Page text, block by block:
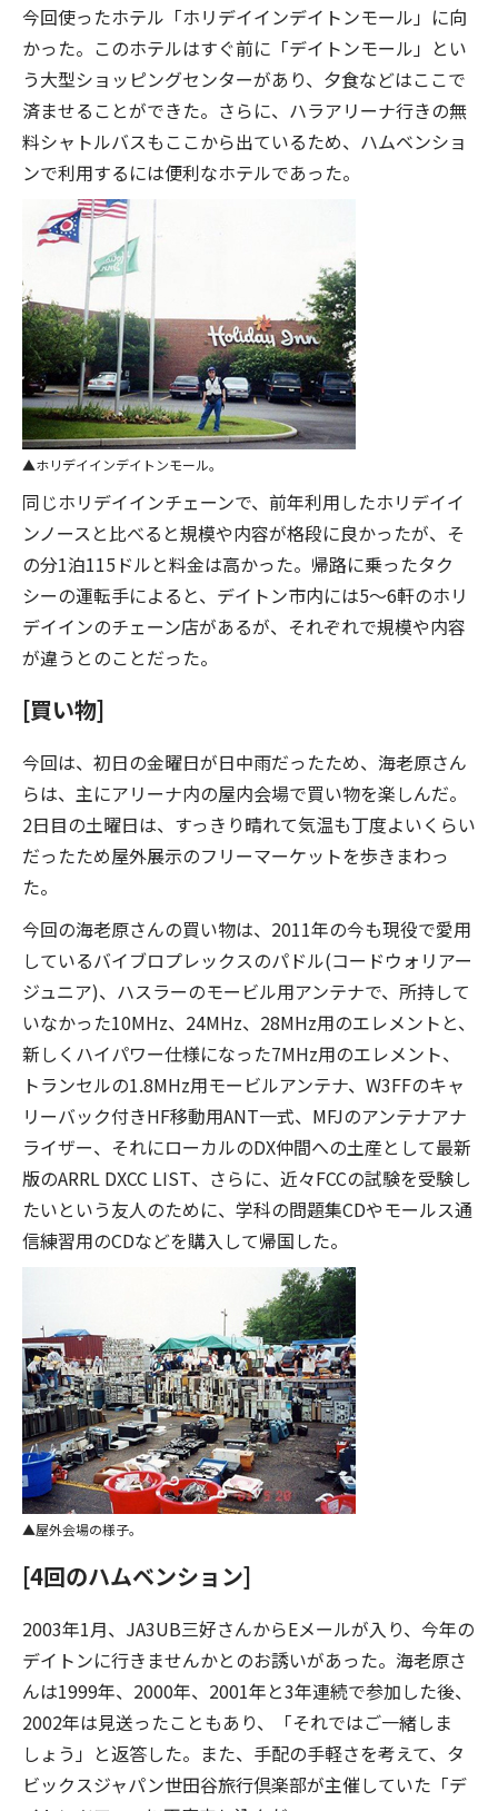
今回使ったホテル「ホリデイインデイトンモール」に向
かった。このホテルはすぐ前に「デイトンモール」とい
う大型ショッピングセンターがあり、夕食などはここで
済ませることができた。さらに、ハラアリーナ行きの無
料シャトルバスもここから出ているため、ハムベンショ
ンで利用するには便利なホテルであった。
ホリデイインデイトンモール。
同じホリデイインチェーンで、前年利用したホリデイイ
ンノースと比べると規模や内容が格段に良かったが、そ
の分1泊115ドルと料金は高かった。帰路に乗ったタク
シーの運転手によると、デイトン市内には5〜6軒のホリ
デイインのチェーン店があるが、それぞれで規模や内容
が違うとのことだった。
[買い物]
今回は、初日の金曜日が日中雨だったため、海老原さん
らは、主にアリーナ内の屋内会場で買い物を楽しんだ。
2日目の土曜日は、すっきり晴れて気温も丁度よいくらい
だったため屋外展示のフリーマーケットを歩きまわっ
た。
今回の海老原さんの買い物は、2011年の今も現役で愛用
しているバイブロプレックスのパドル(コードウォリアー
ジュニア)、ハスラーのモービル用アンテナで、所持して
いなかった10MHz、24MHz、28MHz用のエレメントと、
新しくハイパワー仕様になった7MHz用のエレメント、
トランセルの1.8MHz用モービルアンテナ、W3FFのキャ
リーバック付きHF移動用ANT一式、MFJのアンテナアナ
ライザー、それにローカルのDX仲間への土産として最新
版のARRL DXCC LIST、さらに、近々FCCの試験を受験し
たいという友人のために、学科の問題集CDやモールス通
信練習用のCDなどを購入して帰国した。
屋外会場の様子。
[4回のハムベンション]
2003年1月、JA3UB三好さんからEメールが入り、今年の
デイトンに行きませんかとのお誘いがあった。海老原さ
んは1999年、2000年、2001年と3年連続で参加した後、
2002年は見送ったこともあり、「それではご一緒しま
しょう」と返答した。また、手配の手軽さを考えて、タ
ビックスジャパン世田谷旅行倶楽部が主催していた「デ